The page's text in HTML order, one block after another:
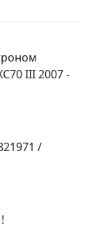
III 2007 -
/